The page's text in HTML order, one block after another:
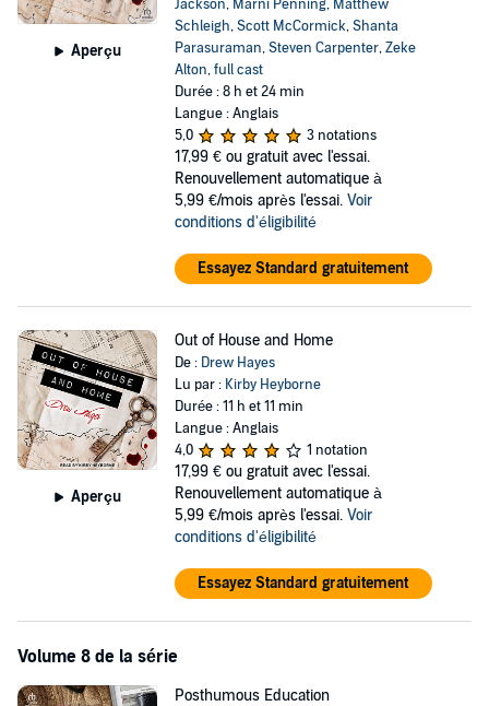
Aperçu
Jackson, Marni Penning, Matthew
Schleigh,Scott McCormick,Shanta
Parasuraman,Steven Carpenter,Zeke
Alton,full cast
Durée : 8 h et 24 min
Langue : Anglais
5,0
3 notations
17,99 € ou gratuit avec l'essai.
Renouvellement automatique à
5,99 €/mois après l'essai. Voir
conditions d'éligibilité
Essayez Standard gratuitement
Aperçu
Out of House and Home
De : Drew Hayes
Lu par : Kirby Heyborne
Durée : 11 h et 11 min
Langue : Anglais
4,0
1 notation
17,99 € ou gratuit avec l'essai.
Renouvellement automatique à
5,99 €/mois après l'essai. Voir
conditions d'éligibilité
Essayez Standard gratuitement
Volume 8 de la série
Posthumous Education